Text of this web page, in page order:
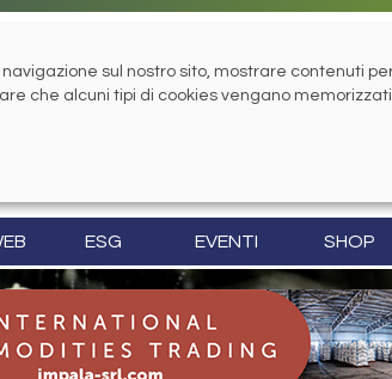
ESG EVENTI SHOP
sul nostro sito, mostrare contenuti
che alcuni tipi di cookies vengano